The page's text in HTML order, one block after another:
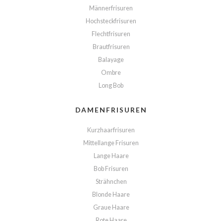
Männerfrisuren
Hochsteckfrisuren
Flechtfrisuren
Brautfrisuren
Balayage
Ombre
Long Bob
DAMENFRISUREN
Kurzhaarfrisuren
Mittellange Frisuren
Lange Haare
Bob Frisuren
Strähnchen
Blonde Haare
Graue Haare